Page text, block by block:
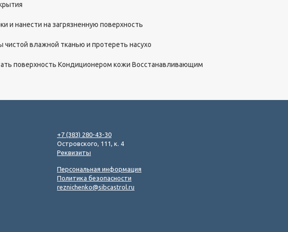
и нанести на загрязненную поверхность
чистой влажной тканью и протереть насухо
поверхность Кондиционером кожи Восстанавливающим
+7 (383) 280-43-30
Островского, 111, к. 4
Реквизиты
Персональная информация
Политика безопасности
reznichenko@sibcastrol.ru